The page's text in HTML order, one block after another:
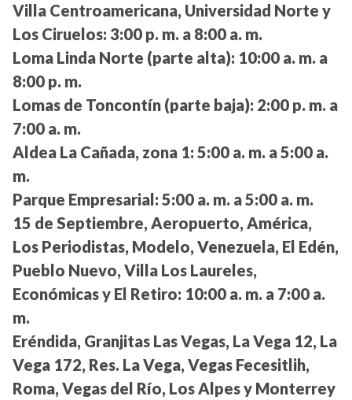
Villa Centroamericana, Universidad Norte y
Los Ciruelos: 3:00 p. m. a 8:00 a. m.
Loma Linda Norte (parte alta): 10:00 a. m. a
8:00 p. m.
Lomas de Toncontín (parte baja): 2:00 p. m. a
7:00 a. m.
Aldea La Cañada, zona 1: 5:00 a. m. a 5:00 a.
m.
Parque Empresarial: 5:00 a. m. a 5:00 a. m.
15 de Septiembre, Aeropuerto, América,
Los Periodistas, Modelo, Venezuela, El Edén,
Pueblo Nuevo, Villa Los Laureles,
Económicas y El Retiro: 10:00 a. m. a 7:00 a.
m.
Eréndida, Granjitas Las Vegas, La Vega 12, La
Vega 172, Res. La Vega, Vegas Fecesitlih,
Roma, Vegas del Río, Los Alpes y Monterrey